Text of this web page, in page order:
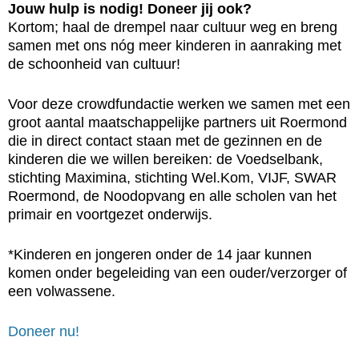
Jouw hulp is nodig! Doneer jij ook?
Kortom; haal de drempel naar cultuur weg en breng
samen met ons nóg meer kinderen in aanraking met
de schoonheid van cultuur!
Voor deze crowdfundactie werken we samen met een
groot aantal maatschappelijke partners uit Roermond
die in direct contact staan met de gezinnen en de
kinderen die we willen bereiken: de Voedselbank,
stichting Maximina, stichting Wel.Kom, VIJF, SWAR
Roermond, de Noodopvang en alle scholen van het
primair en voortgezet onderwijs.
*Kinderen en jongeren onder de 14 jaar kunnen
komen onder begeleiding van een ouder/verzorger of
een volwassene.
Doneer nu!